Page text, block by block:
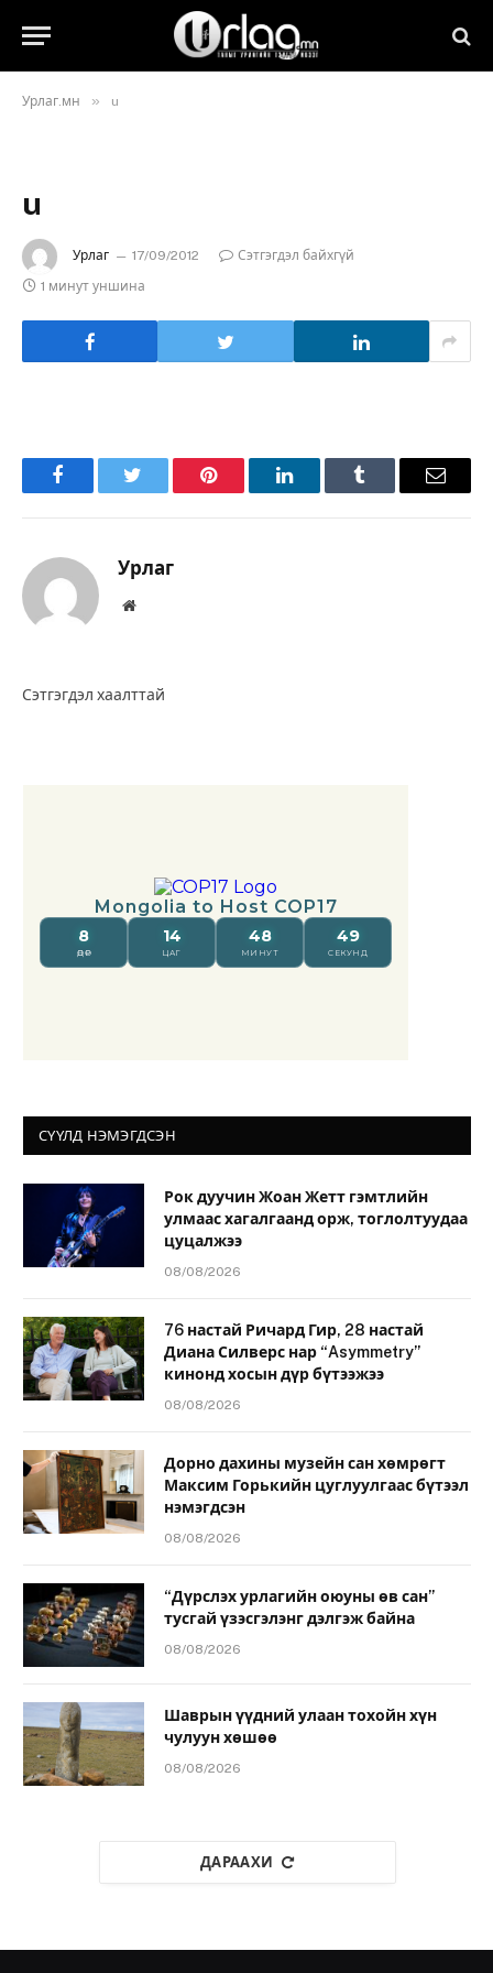
Урлаг.мн » u
u
Урлаг 17/09/2012
Сэтгэгдэл байхгүй
1 минут уншина
FacebookTwitter Pinterest LinkedInTumblr Имэйл
Урлаг
Вэбсайт
Сэтгэгдэл хаалттай
СҮҮЛД НЭМЭГДСЭН
Рок дуучин Жоан Жетт гэмтлийн
улмаас хагалгаанд орж, тоглолтуудаа
цуцалжээ
08/08/2026
76 настай Ричард Гир, 28 настай
Диана Силверс нар “Asymmetry”
кинонд хосын дүр бүтээжээ
08/08/2026
Дорно дахины музейн сан хөмрөгт
Максим Горькийн цуглуулгаас бүтээл
нэмэгдсэн
08/08/2026
“Дүрслэх урлагийн оюуны өв сан”
тусгай үзэсгэлэнг дэлгэж байна
08/08/2026
Шаврын үүдний улаан тохойн хүн
чулуун хөшөө
08/08/2026
ДАРААХИ